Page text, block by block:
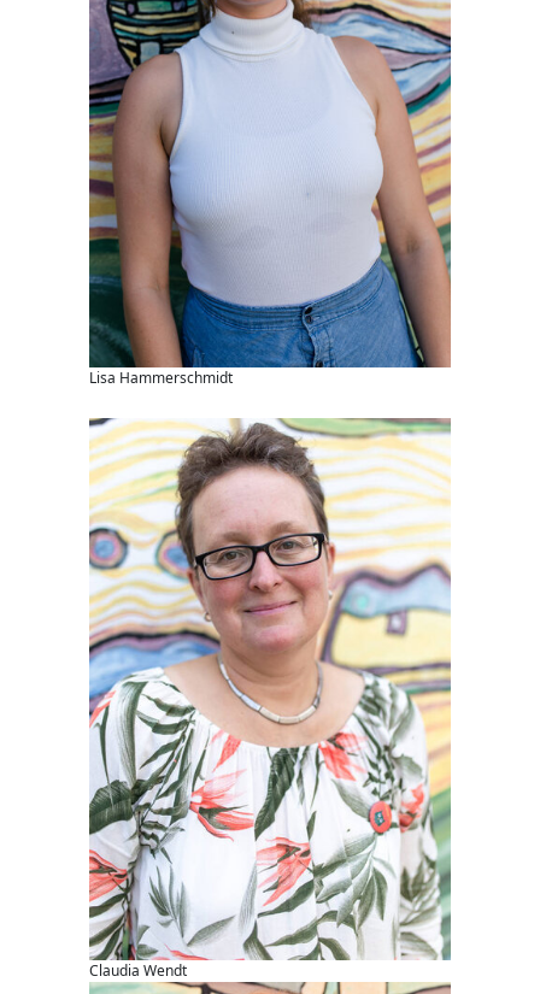
Lisa Hammerschmidt
Claudia Wendt